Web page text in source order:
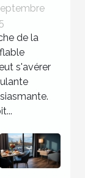
pour
de la
s'avérer